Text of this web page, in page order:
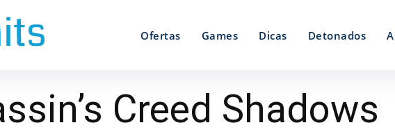
Ofertas Games Dicas Detonados
Creed Shadows